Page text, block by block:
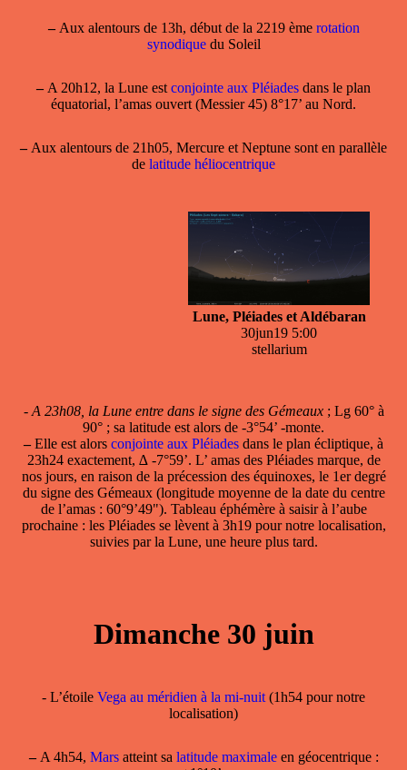
–Aux alentours de 13h, début de la 2219 ème rotation
synodiquedu Soleil
–A 20h12, la Lune est conjointe aux Pléiades dans le plan
équatorial, l’amas ouvert (Messier 45) 8°17’ au Nord.
–Aux alentours de 21h05, Mercure et Neptune sont en parallèle
de latitude héliocentrique
Lune, Pléiades et Aldébaran
30jun19 5:00
stellarium
- A 23h08, la Lune entre dans le signe des Gémeaux; Lg 60° à
90° ; sa latitude est alors de -3°54’ -monte.
–Elle est alors conjointe aux Pléiades dans le plan écliptique, à
23h24 exactement, ∆ -7°59’. L’ amas des Pléiades marque, de
nos jours, en raison de la précession des équinoxes, le 1er degré
du signe des Gémeaux (longitude moyenne de la date du centre
de l’amas : 60°9’49"). Tableau éphémère à saisir à l’aube
prochaine : les Pléiades se lèvent à 3h19 pour notre localisation,
suivies par la Lune, une heure plus tard.
Dimanche 30 juin
- L’étoile Vega au méridien à la mi-nuit (1h54 pour notre
localisation)
–A 4h54, Marsatteint sa latitude maximaleen géocentrique :